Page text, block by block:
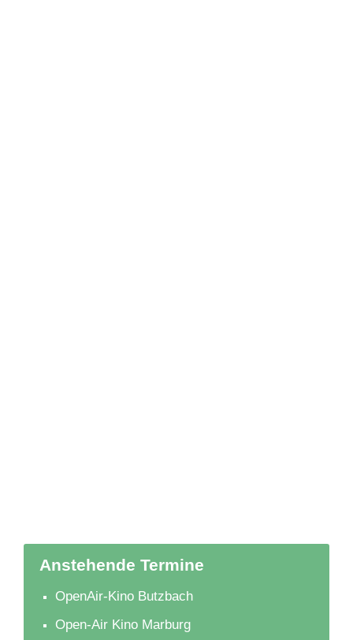
Anstehende Termine
OpenAir-Kino Butzbach
Open-Air Kino Marburg